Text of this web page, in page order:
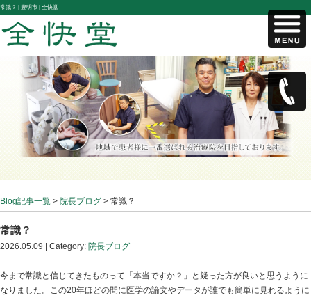
常識？ |豊明市 | 全快堂
Blog記事一覧>院長ブログ> 常識？